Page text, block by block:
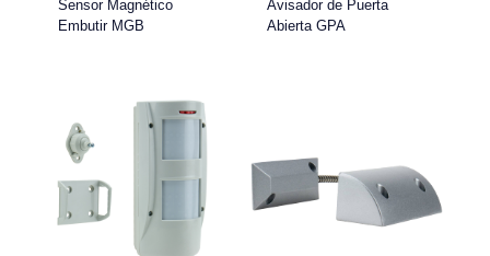
Sensor Magnético
Embutir MGB
Avisador de Puerta
Abierta GPA